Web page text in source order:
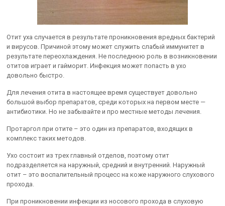
Отит уха случается в результате проникновения вредных бактерий
и вирусов. Причиной этому может служить слабый иммунитет в
результате переохлаждения. Не последнюю роль в возникновении
отитов играет и гайморит. Инфекция может попасть в ухо
довольно быстро.
Для лечения отита в настоящее время существует довольно
большой выбор препаратов, среди которых на первом месте —
антибиотики. Но не забывайте и про местные методы лечения.
Протаргол при отите – это один из препаратов, входящих в
комплекс таких методов.
Ухо состоит из трех главный отделов, поэтому отит
подразделяется на наружный, средний и внутренний. Наружный
отит – это воспалительный процесс на коже наружного слухового
прохода.
При проникновении инфекции из носового прохода в слуховую